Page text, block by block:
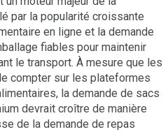
par la popularité croissante
en ligne et la demande
fiables pour maintenir
le transport. À mesure que les
compter sur les plateformes
la demande de sacs
devrait croître de manière
de la demande de repas